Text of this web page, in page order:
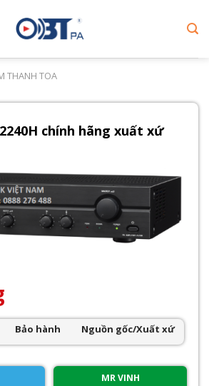
THANH TOA
chính hãng xuất xứ
Bảo hành Nguồn gốc/Xuất xứ
MR VINH